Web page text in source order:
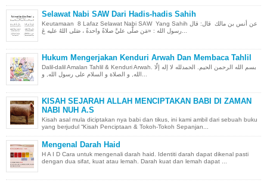
Selawat Nabi SAW Dari Hadis-hadis Sahih
Keutamaan 8 Lafaz Selawat Nabi SAW Yang Sahih عن أنس بن مالك قال: قال
Hukum Mengerjakan Kenduri Arwah Dan Membaca Tahlil
Dalil-dalil Amalan Tahlil & Kenduri Arwah. بسم الله الرحمن الحيم. الحمدلله لا إله إلّا
KISAH SEJARAH ALLAH MENCIPTAKAN BABI DI ZAMAN
NABI NUH A.S
Kisah asal mula diciptakan nya babi dan tikus, ini kami ambil dari sebuah buku
yang berjudul “Kisah Penciptaan & Tokoh-Tokoh Sepanjan...
Mengenal Darah Haid
H A I D Cara untuk mengenali darah haid. Identiti darah dapat dikenal pasti
dengan dua sifat, kuat atau lemah. Darah kuat dan lemah dapat ...